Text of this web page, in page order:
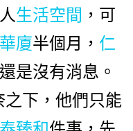
生活空間 ，可
廈半個月， 仁
是沒有消息。
之下，他們只能